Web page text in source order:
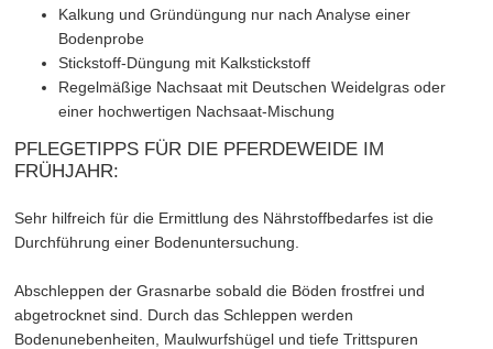
Kalkung und Gründüngung nur nach Analyse einer
Bodenprobe
Stickstoff-Düngung mit Kalkstickstoff
Regelmäßige Nachsaat mit Deutschen Weidelgras oder
einer hochwertigen Nachsaat-Mischung
PFLEGETIPPS FÜR DIE PFERDEWEIDE IM
FRÜHJAHR:
Sehr hilfreich für die Ermittlung des Nährstoffbedarfes ist die
Durchführung einer Bodenuntersuchung.
Abschleppen der Grasnarbe sobald die Böden frostfrei und
abgetrocknet sind. Durch das Schleppen werden
Bodenunebenheiten, Maulwurfshügel und tiefe Trittspuren